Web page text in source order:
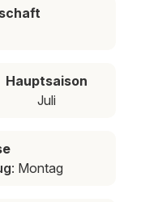
Hauptsaison
Juli
: Montag